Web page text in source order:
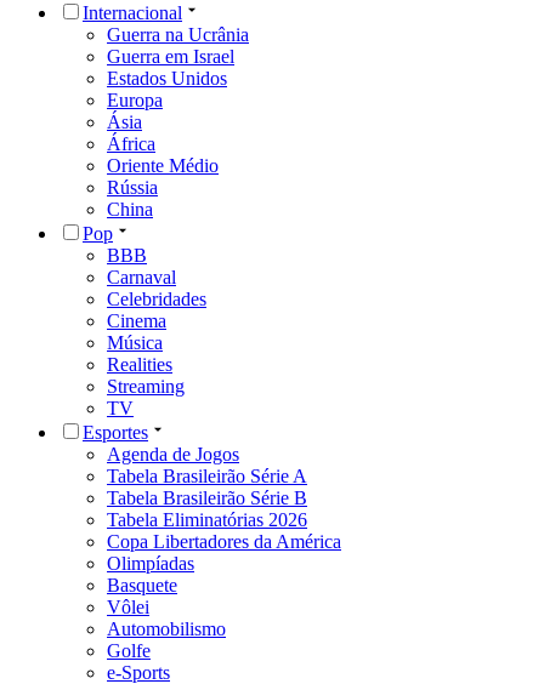
Internacional
Guerra na Ucrânia
Guerra em Israel
Estados Unidos
Europa
Ásia
África
Oriente Médio
Rússia
China
Pop
BBB
Carnaval
Celebridades
Cinema
Música
Realities
Streaming
TV
Esportes
Agenda de Jogos
Tabela Brasileirão Série A
Tabela Brasileirão Série B
Tabela Eliminatórias 2026
Copa Libertadores da América
Olimpíadas
Basquete
Vôlei
Automobilismo
Golfe
e-Sports